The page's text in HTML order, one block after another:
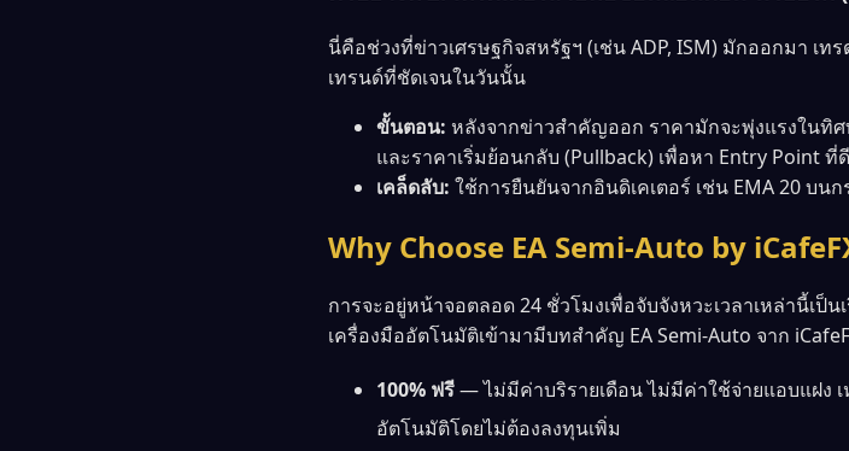
นี่คือช่วงที่ข่าวเศรษฐกิจสหรัฐฯ (เช่น ADP, ISM) มักออกมา เ
เทรนด์ที่ชัดเจนในวันนั้น
ขั้นตอน: หลังจากข่าวสำคัญออก ราคามักจะพุ่งแรงในทิ
และราคาเริ่มย้อนกลับ (Pullback) เพื่อหา Entry Point ที่ดี
เคล็ดลับ: ใช้การยืนยันจากอินดิเคเตอร์ เช่น EMA 20 บ
Why Choose EA Semi-Auto by
การจะอยู่หน้าจอตลอด 24 ชั่วโมงเพื่อจับจังหวะเวลาเหล่านี้เป็
เครื่องมืออัตโนมัติเข้ามามีบทสำคัญ EA Semi-Auto จาก
100% ฟรี— ไม่มีค่าบริรายเดือน ไม่มีค่าใช้จ่ายแอบแฝง
อัตโนมัติโดยไม่ต้องลงทุนเพิ่ม